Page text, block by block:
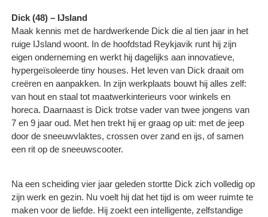
Dick (48) – IJsland
Maak kennis met de hardwerkende Dick die al tien jaar in het
ruige IJsland woont. In de hoofdstad Reykjavik runt hij zijn
eigen onderneming en werkt hij dagelijks aan innovatieve,
hypergeïsoleerde tiny houses. Het leven van Dick draait om
creëren en aanpakken. In zijn werkplaats bouwt hij alles zelf:
van hout en staal tot maatwerkinterieurs voor winkels en
horeca. Daarnaast is Dick trotse vader van twee jongens van
7 en 9 jaar oud. Met hen trekt hij er graag op uit: met de jeep
door de sneeuwvlaktes, crossen over zand en ijs, of samen
een rit op de sneeuwscooter.
Na een scheiding vier jaar geleden stortte Dick zich volledig op
zijn werk en gezin. Nu voelt hij dat het tijd is om weer ruimte te
maken voor de liefde. Hij zoekt een intelligente, zelfstandige